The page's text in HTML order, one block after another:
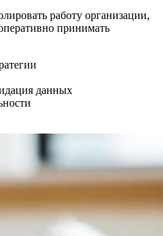
работу организации,
принимать
данных